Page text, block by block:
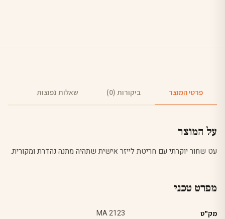
פרטי המוצר ביקורות (0) שאלות נפוצות
על המוצר
עט שחור יוקרתי עם חריטת לייזר אישית שתהיה מתנה נהדרת ומקורית.
מפרט טכני
מק"ט MA 2123